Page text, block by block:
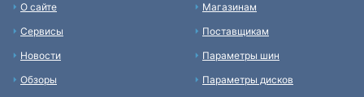
О сайте
Сервисы
Новости
Обзоры
Магазинам
Поставщикам
Параметры шин
Параметры дисков